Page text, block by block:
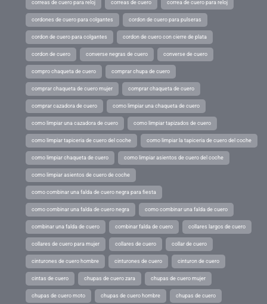
correas de cuero para reloj correas de cuero correa de cuero para reloj
cordones de cuero para colgantes cordon de cuero para pulseras
cordon de cuero para colgantes cordon de cuero con cierre de plata
cordon de cuero converse negras de cuero converse de cuero
compro chaqueta de cuero comprar chupa de cuero
comprar chaqueta de cuero mujer comprar chaqueta de cuero
comprar cazadora de cuero como limpiar una chaqueta de cuero
como limpiar una cazadora de cuero como limpiar tapizados de cuero
como limpiar tapiceria de cuero del coche como limpiar la tapiceria de cuero del coche
como limpiar chaqueta de cuero como limpiar asientos de cuero del coche
como limpiar asientos de cuero de coche
como combinar una falda de cuero negra para fiesta
como combinar una falda de cuero negra como combinar una falda de cuero
combinar una falda de cuero combinar falda de cuero collares largos de cuero
collares de cuero para mujer collares de cuero collar de cuero
cinturones de cuero hombre cinturones de cuero cinturon de cuero
cintas de cuero chupas de cuero zara chupas de cuero mujer
chupas de cuero moto chupas de cuero hombre chupas de cuero